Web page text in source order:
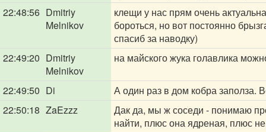
22:48:56 Dmitriy
Melnikov
клещи у нас прям очень
бороться, но вот постоянно
спасиб за наводку)
22:49:20 Dmitriy
Melnikov
на майского жука голавлика
22:49:50 Di
А один раз в дом кобра заполза.
22:50:18 ZaEzzz
Дак да, мы ж соседи - понимаю
найти, плюс она ядреная, плюс